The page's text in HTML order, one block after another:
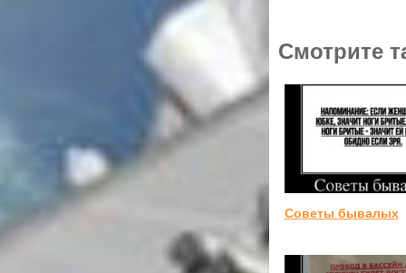
Смотрите
Советы бывалых